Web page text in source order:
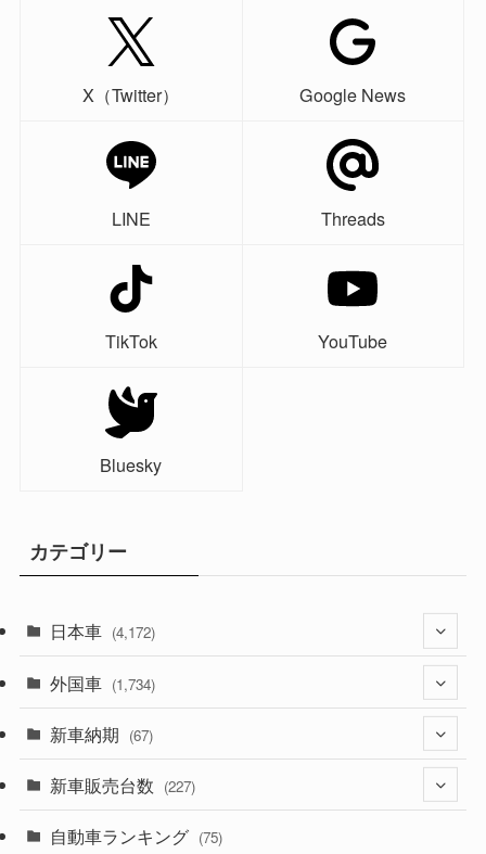
X（Twitter） Google News
LINE Threads
TikTok YouTube
Bluesky
カテゴリー
日本車 (4,172)
(1,321)
(329)
外国車 (1,734)
(242)
新車納期 (67)
(28)
(8)
新車販売台数 (227)
(21)
自動車ランキング (75)